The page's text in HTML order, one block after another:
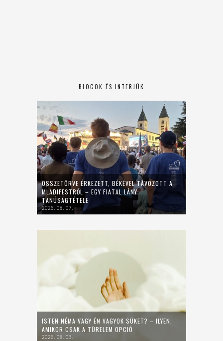
BLOGOK ÉS INTERJÚK
ÖSSZETÖRVE ÉRKEZETT, BÉKÉVEL TÁVOZOTT A
MLADIFESTRŐL – EGY FIATAL LÁNY
TANÚSÁGTÉTELE
2026. 08. 07.
ISTEN NÉMA VAGY ÉN VAGYOK SÜKET? – ILYEN,
AMIKOR CSAK A TÜRELEM OPCIÓ
2026. 08. 03.